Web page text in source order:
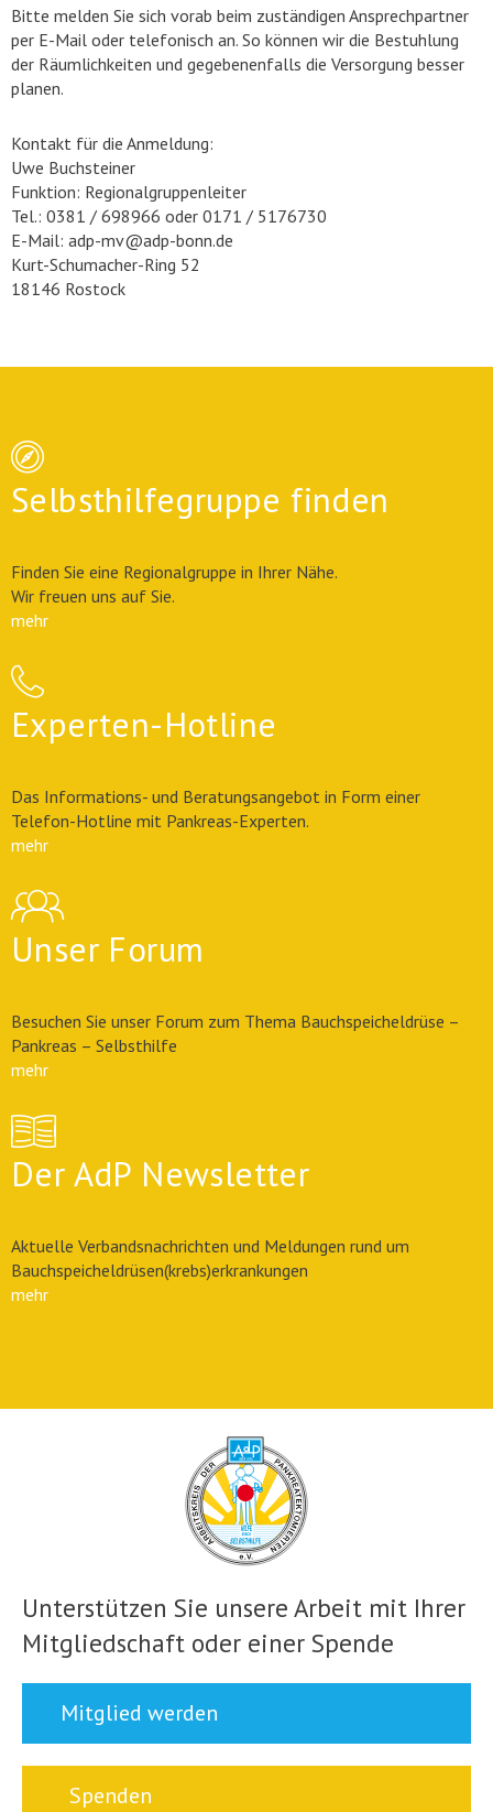
Bitte melden Sie sich vorab beim zuständigen Ansprechpartner
per E-Mail oder telefonisch an. So können wir die Bestuhlung
der Räumlichkeiten und gegebenenfalls die Versorgung besser
planen.
Kontakt für die Anmeldung:
Uwe Buchsteiner
Funktion: Regionalgruppenleiter
Tel.: 0381 / 698966 oder 0171 / 5176730
E-Mail: adp-mv@adp-bonn.de
Kurt-Schumacher-Ring 52
18146 Rostock
Selbsthilfegruppe finden
Finden Sie eine Regionalgruppe in Ihrer Nähe.
Wir freuen uns auf Sie.
mehr
Experten-Hotline
Das Informations- und Beratungsangebot in Form einer
Telefon-Hotline mit Pankreas-Experten.
mehr
Unser Forum
Besuchen Sie unser Forum zum Thema Bauchspeicheldrüse –
Pankreas – Selbsthilfe
mehr
Der AdP Newsletter
Aktuelle Verbandsnachrichten und Meldungen rund um
Bauchspeicheldrüsen(krebs)erkrankungen
mehr
Unterstützen Sie unsere Arbeit mit Ihrer
Mitgliedschaft oder einer Spende
Mitglied werden
Spenden